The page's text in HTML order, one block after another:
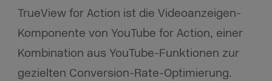
TrueView for Action ist die Videoanzeigen-
Komponente von YouTube for Action, einer
Kombination aus YouTube-Funktionen zur
gezielten Conversion-Rate-Optimierung.